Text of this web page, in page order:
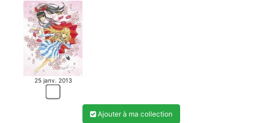
25 janv. 2013
Ajouter à ma collection